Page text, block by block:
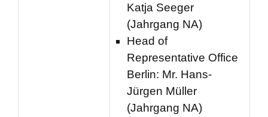
Katja Seeger
(Jahrgang NA)
Head of
Representative Office
Berlin: Mr. Hans-
Jürgen Müller
(Jahrgang NA)